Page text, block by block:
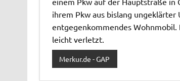
ihrem Pkw aus bislang
entgegenkommendes Wohnmobil.
leicht verletzt.
Merkur.de - GAP